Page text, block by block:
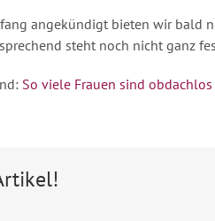
angekündigt bieten wir bald
steht noch nicht ganz
So viele Frauen sind